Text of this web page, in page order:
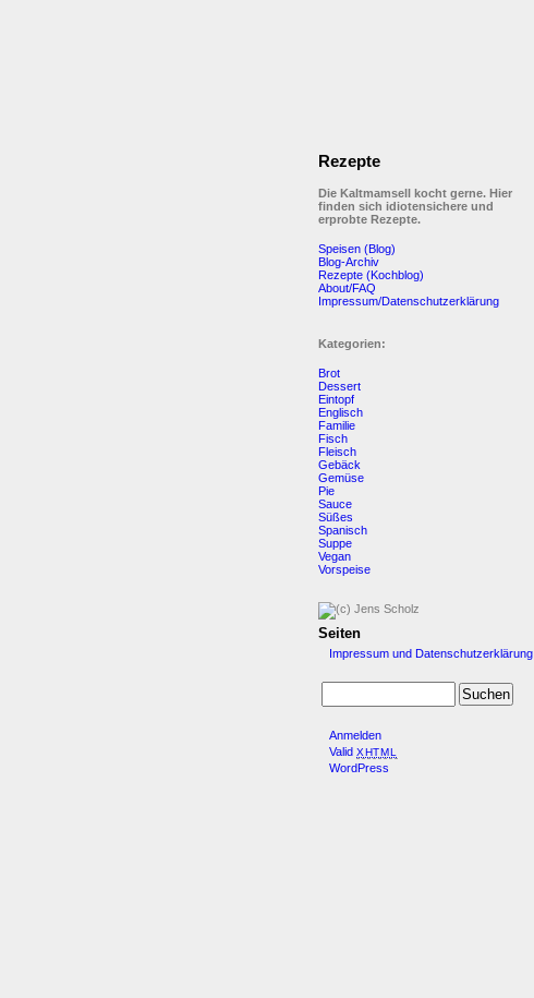
Rezepte
Die Kaltmamsell kocht gerne. Hier
finden sich idiotensichere und
erprobte Rezepte.
Speisen (Blog)
Blog-Archiv
Rezepte (Kochblog)
About/FAQ
Impressum/Datenschutzerklärung
Kategorien:
Brot
Dessert
Eintopf
Englisch
Familie
Fisch
Fleisch
Gebäck
Gemüse
Pie
Sauce
Süßes
Spanisch
Suppe
Vegan
Vorspeise
Seiten
Impressum und Datenschutzerklärung
Anmelden
Valid XHTML
WordPress